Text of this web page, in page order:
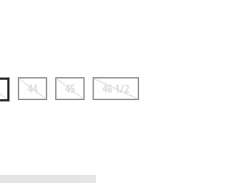
44 45 46 1/2